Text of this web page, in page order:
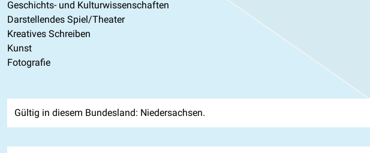
Geschichts- und Kulturwissenschaften
Darstellendes Spiel/Theater
Kreatives Schreiben
Kunst
Fotografie
Gültig in diesem Bundesland: Niedersachsen.